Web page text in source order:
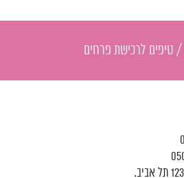
/ טיפים לרכישת פרחים